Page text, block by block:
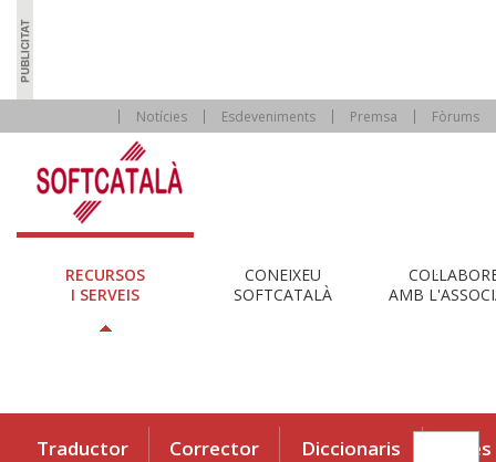
Notícies Esdeveniments Premsa Fòrums
RECURSOS
I SERVEIS
CONEIXEU
SOFTCATALÀ
AMB
Traductor Corrector Diccionaris Eines